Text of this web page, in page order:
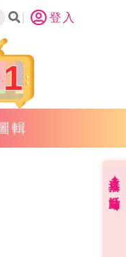
登入
1
輯
直播✦活動